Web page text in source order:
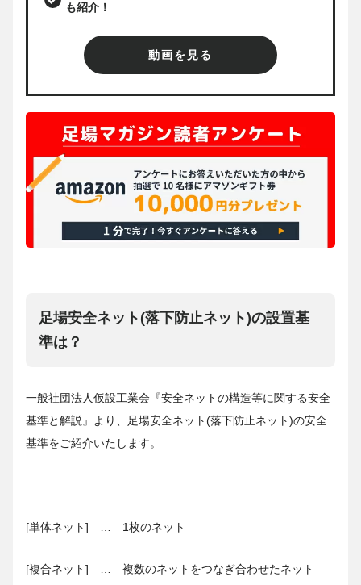
も紹介！
動画を見る
足場安全ネット(落下防止ネット)の設置基
準は？
一般社団法人仮設工業会『安全ネットの構造等に関する安全
基準と解説』より、足場安全ネット(落下防止ネット)の安全
基準をご紹介いたします。
[単体ネット] … 1枚のネット
[複合ネット] … 複数のネットをつなぎ合わせたネット